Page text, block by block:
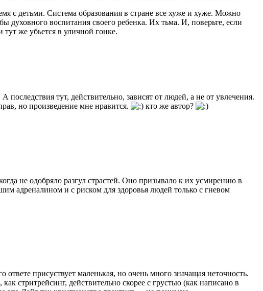
с детьми. Система образования в стране все хуже и хуже. Можно
воспитания своего ребенка. Их тьма. И, поверьте, если
же убьется в уличной гонке.
тут, действительно, зависят от людей, а не от увлечения.
но произведение мне нравится.
кто же автор?
не одобряло разгул страстей. Оно призывало к их усмирению в
адреналином и с риском для здоровья людей только с гневом
присуствует маленькая, но очень много значащая неточность.
стритрейсинг, действительно скорее с грустью (как написано в